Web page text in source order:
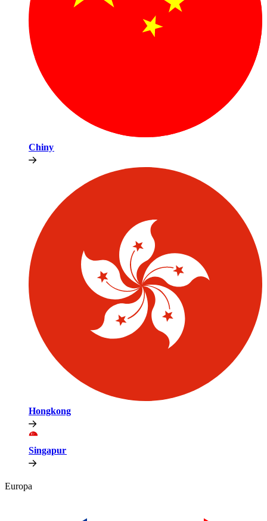
Chiny​​
Hongkong​​
Singapur​​
Europa​​